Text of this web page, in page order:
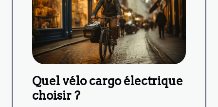
Quel vélo cargo électrique
choisir ?